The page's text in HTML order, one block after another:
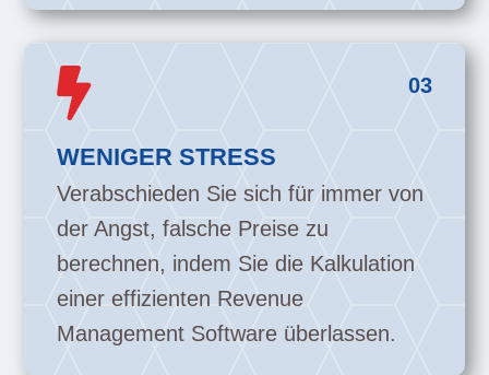
03

WENIGER STRESS
Verabschieden Sie sich für immer von
der Angst, falsche Preise zu
berechnen, indem Sie die Kalkulation
einer effizienten Revenue
Management Software überlassen.